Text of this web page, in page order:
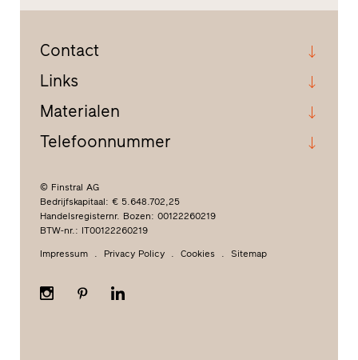
Contact
Links
Materialen
Telefoonnummer
© Finstral AG
Bedrijfskapitaal: € 5.648.702,25
Handelsregisternr. Bozen: 00122260219
BTW-nr.: IT00122260219
Impressum Privacy Policy Cookies Sitemap